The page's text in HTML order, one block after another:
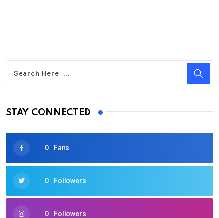
STAY CONNECTED
0 Fans
0 Followers
0 Followers